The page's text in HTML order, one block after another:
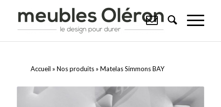
Accueil »Nos produits »Matelas Simmons BAY